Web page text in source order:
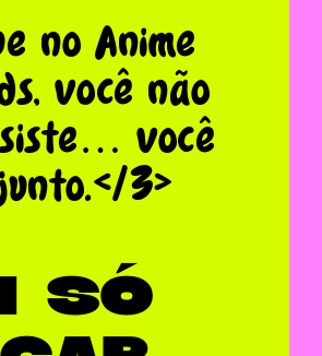
no Anime
você não
você
3>
SÓ